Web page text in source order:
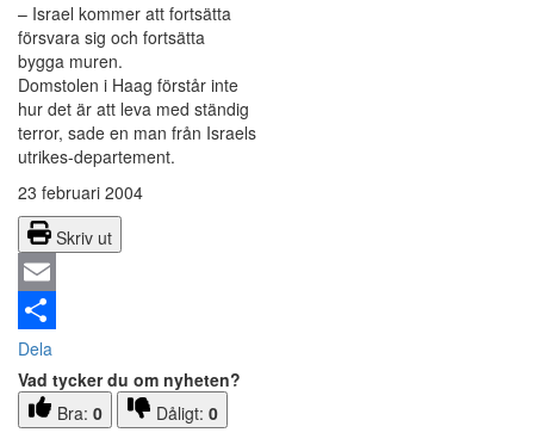
– Israel kommer att fortsätta
försvara sig och fortsätta
bygga muren.
Domstolen i Haag förstår inte
hur det är att leva med ständig
terror, sade en man från Israels
utrikes-departement.
23 februari 2004
Skriv ut
Email
Dela
Vad tycker du om nyheten?
Bra: 0 Dåligt: 0